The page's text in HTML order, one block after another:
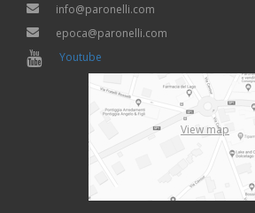
info@paronelli.com
epoca@paronelli.com
Youtube
View map